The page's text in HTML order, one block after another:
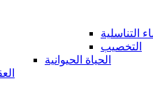
التناسلية
التخصيب
الحياة الحيوانية